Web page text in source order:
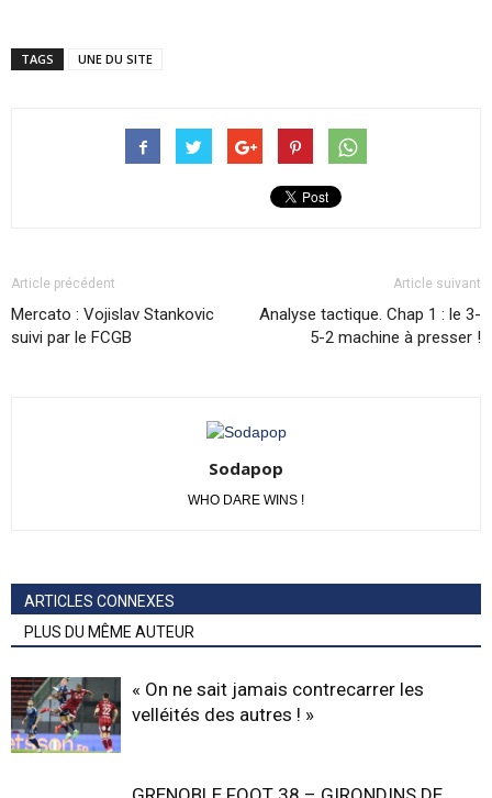
TAGS UNE DU SITE
Article précédent
Mercato : Vojislav Stankovic
suivi par le FCGB
Article suivant
Analyse tactique. Chap 1 : le 3-
5-2 machine à presser !
Sodapop
WHO DARE WINS !
ARTICLES CONNEXES
PLUS DU MÊME AUTEUR
« On ne sait jamais contrecarrer les
velléités des autres ! »